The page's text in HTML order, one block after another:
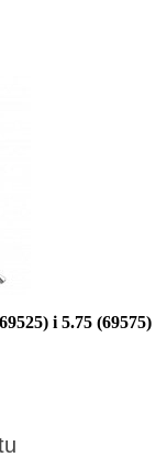
i 5.75 (69575)